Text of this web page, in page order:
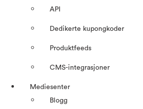
API
Dedikerte kupongkoder
Produktfeeds
CMS-integrasjoner
Mediesenter
Blogg